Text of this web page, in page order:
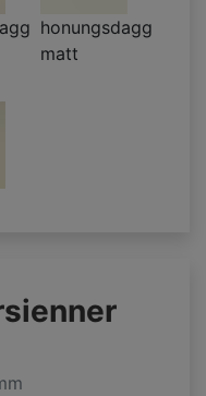
honungsdagg
matt